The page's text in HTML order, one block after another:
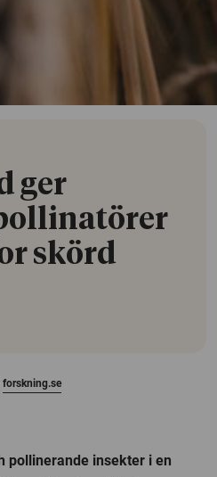
ger
skörd
forskning.se
pollinerande insekter i en